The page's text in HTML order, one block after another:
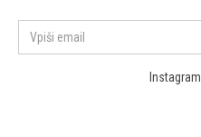
Instagram